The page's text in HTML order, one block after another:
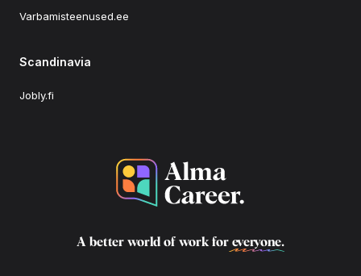
Varbamisteenused.ee
Scandinavia
Jobly.fi
A better world of work for everyone.